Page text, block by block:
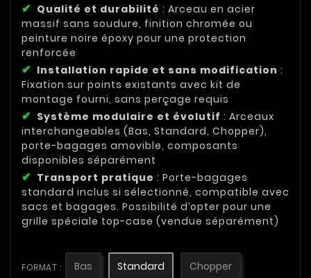
Qualité et durabilité : Arceau en acier
massif sans soudure, finition chromée ou
peinture noire époxy pour une protection
renforcée
Installation rapide et sans modification :
Fixation sur points existants avec kit de
montage fourni, sans perçage requis
Système modulaire et évolutif : Arceaux
interchangeables (Bas, Standard, Chopper),
porte-bagages amovible, composants
disponibles séparément
Transport pratique : Porte-bagages
standard inclus si sélectionné, compatible avec
sacs et bagages. Possibilité d’opter pour une
grille spéciale top-case (vendue séparément)
FORMAT : Bas Standard Chopper